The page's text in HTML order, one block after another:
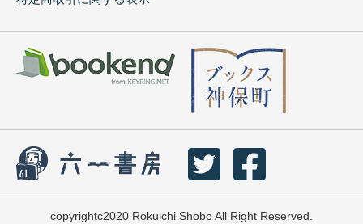
copyrightc2020 Rokuichi Shobo All Right Reserved.